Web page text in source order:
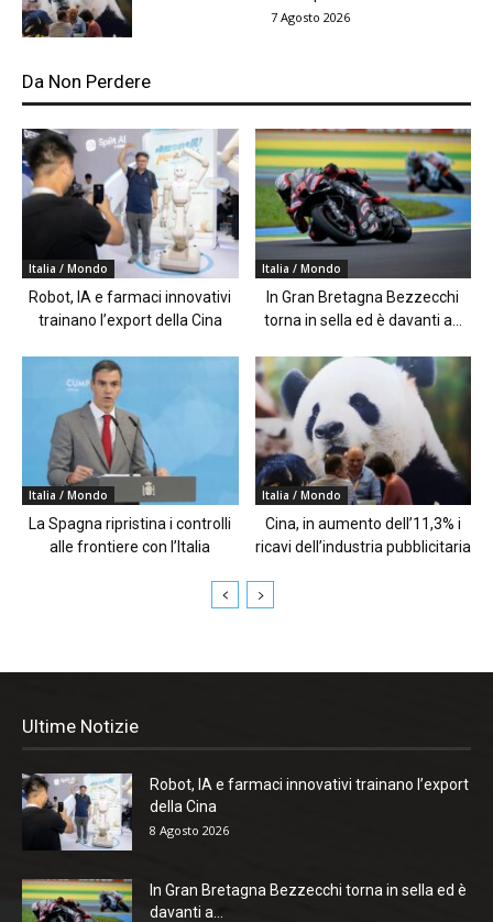
7 Agosto 2026
Da Non Perdere
Italia / Mondo
Robot, IA e farmaci innovativi
trainano l’export della Cina
Italia / Mondo
In Gran Bretagna Bezzecchi
torna in sella ed è davanti a...
Italia / Mondo
La Spagna ripristina i controlli
alle frontiere con l’Italia
Italia / Mondo
Cina, in aumento dell’11,3% i
ricavi dell’industria pubblicitaria
Ultime Notizie
Robot, IA e farmaci innovativi trainano l’export
della Cina
8 Agosto 2026
In Gran Bretagna Bezzecchi torna in sella ed è
davanti a...